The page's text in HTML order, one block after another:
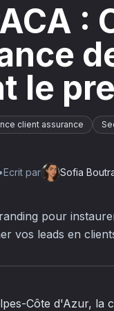
:
le
client assurance
•Ecrit par Sofia
pour
vos leads en
Côte d'Azur, la